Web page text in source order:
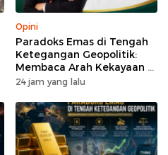
Opini
Paradoks Emas di Tengah
Ketegangan Geopolitik:
Membaca Arah Kekayaan di
Era Turbulensi
24 jam yang lalu